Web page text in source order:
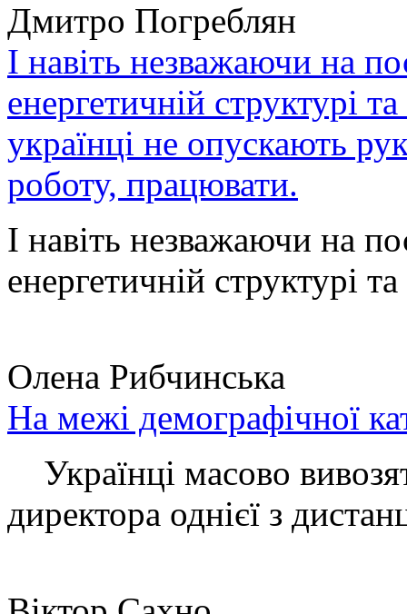
Дмитро Погреблян
І навіть незважаючи на
енергетичній структурі
українці не опускають
роботу, працювати.
І навіть незважаючи на
енергетичній структурі
Олена Рибчинська
На межі демографічної
Українці масово
директора однієї з